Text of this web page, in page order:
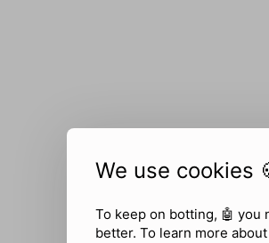
We use cookies
To keep on botting, 🤖 you
better. To learn more